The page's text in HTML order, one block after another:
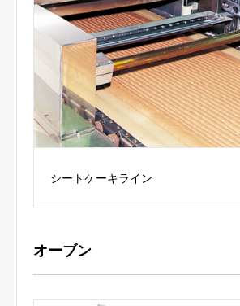
シートケーキライン
オーブン